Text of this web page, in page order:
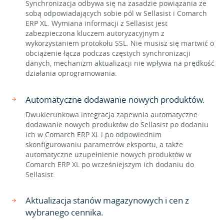
Synchronizacja odbywa się na zasadzie powiązania ze
sobą odpowiadających sobie pól w Sellasist i Comarch
ERP XL. Wymiana informacji z Sellasist jest
zabezpieczona kluczem autoryzacyjnym z
wykorzystaniem protokołu SSL. Nie musisz się martwić o
obciążenie łącza podczas częstych synchronizacji
danych, mechanizm aktualizacji nie wpływa na prędkość
działania oprogramowania.
Automatyczne dodawanie nowych produktów.
Dwukierunkowa integracja zapewnia automatyczne
dodawanie nowych produktów do Sellasist po dodaniu
ich w Comarch ERP XL i po odpowiednim
skonfigurowaniu parametrów eksportu, a także
automatyczne uzupełnienie nowych produktów w
Comarch ERP XL po wcześniejszym ich dodaniu do
Sellasist.
Aktualizacja stanów magazynowych i cen z
wybranego cennika.